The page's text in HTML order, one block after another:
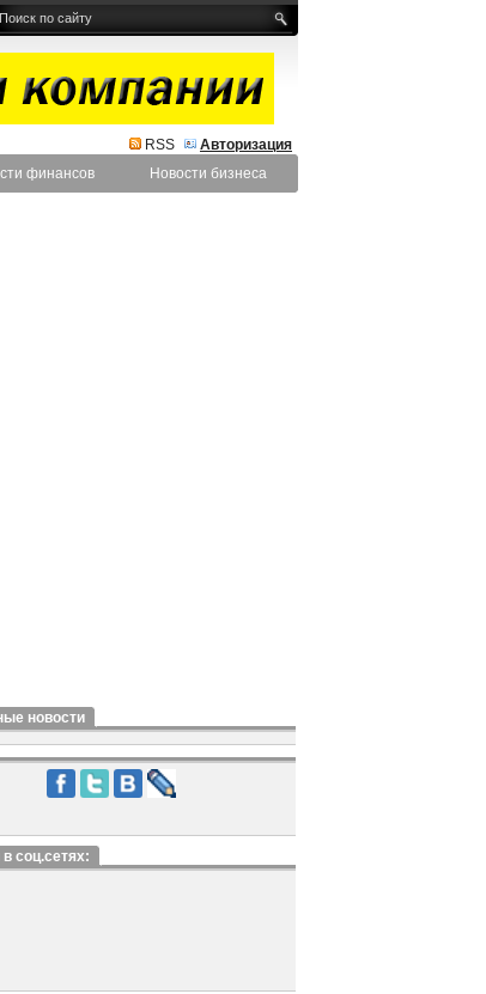
RSS
Авторизация
финансов Новости бизнеса
новости
соц.сетях: